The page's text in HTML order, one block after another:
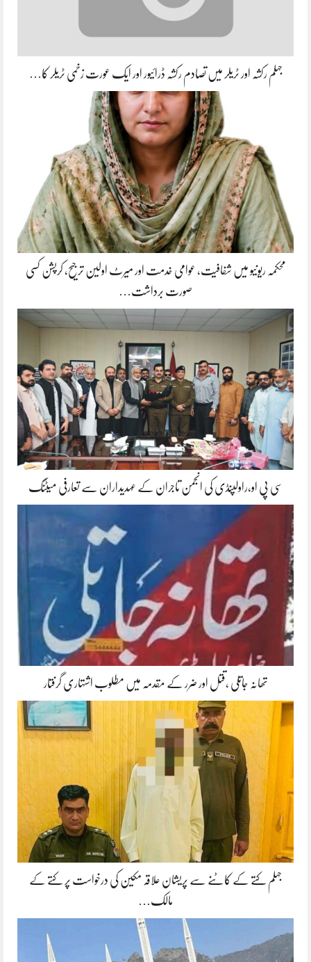
جہلم رکشہ اور ٹریلر میں تصادم رکشہ ڈرائیور اور ایک عورت زخمی ٹریلر کا…
محکمہ ریونیو میں شفافیت، عوامی خدمت اور میرٹ اولین ترجیح، کرپشن کسی
صورت برداشت…
سی پی او،راولپنڈی کی انجمن تاجران کے عہدیداران سے تعارفی میٹنگ
تھانہ جاتلی ،قتل اور ضرر کے مقدمہ میں مطلوب اشتہاری گرفتار
جہلم کتے کے کاٹنے سے پریشان علاقہ مکین کی درخواست پر کتے کے
مالک…